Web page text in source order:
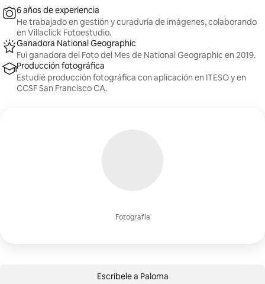
Fotografía
6 años de experiencia
He trabajado en gestión y curaduría de imágenes, colaborando
en Villaclick Fotoestudio.
Ganadora National Geographic
Fui ganadora del Foto del Mes de National Geographic en 2019.
Producción fotográfica
Estudié producción fotográfica con aplicación en ITESO y en
CCSF San Francisco CA.
Escríbele a Paloma